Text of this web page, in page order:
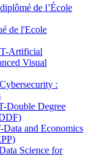
de l’École
de l'Ecole
Artificial
Visual
:
Double Degree
and Economics
Science for